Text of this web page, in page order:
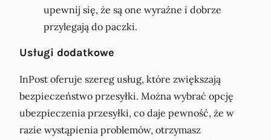
upewnij się, że są one wyraźne i dobrze
przylegają do paczki.
Usługi dodatkowe
InPost oferuje szereg usług, które zwiększają
bezpieczeństwo przesyłki. Można wybrać opcję
ubezpieczenia przesyłki, co daje pewność, że w
razie wystąpienia problemów, otrzymasz